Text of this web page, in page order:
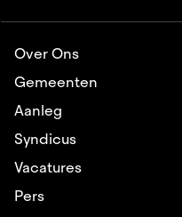
Over Ons
Gemeenten
Aanleg
Syndicus
Vacatures
Pers